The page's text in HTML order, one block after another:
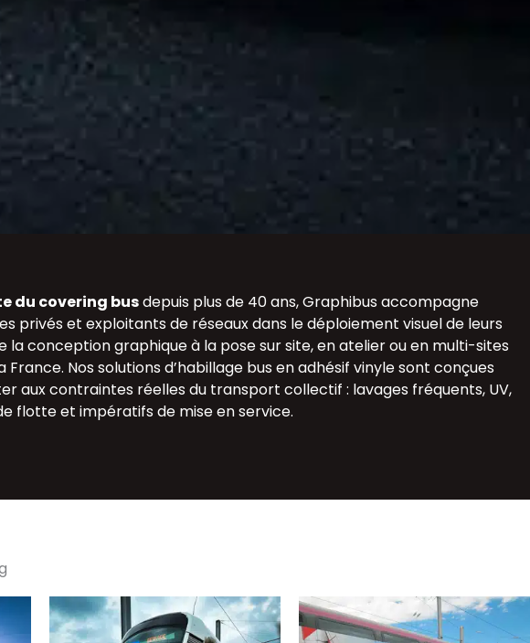
du covering busdepuis plus de 40 ans, Graphibus accompagne
privés et exploitants de réseaux dans le déploiement visuel de leurs
la conception graphique à la pose sur site, en atelier ou en multi-sites
France. Nos solutions d’habillage bus en adhésif vinyle sont conçues
aux contraintes réelles du transport collectif : lavages fréquents, UV,
flotte et impératifs de mise en service.